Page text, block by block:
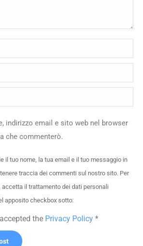
indirizzo email e sito web nel browser
che commenterò.
il tuo nome, la tua email e il tuo messaggio in
traccia dei commenti sul nostro sito. Per
accetta il trattamento dei dati personali
apposito checkbox sotto:
the Privacy Policy *